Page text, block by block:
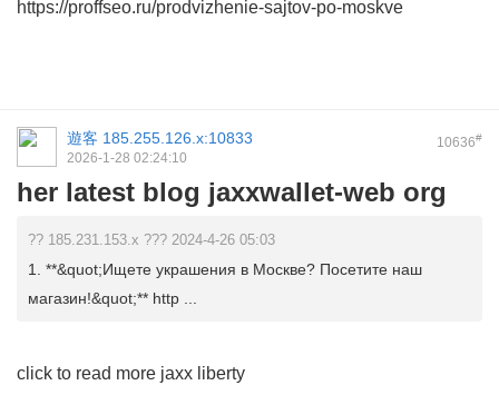
https://proffseo.ru/prodvizhenie-sajtov-po-moskve
10636#
遊客 185.255.126.x:10833
2026-1-28 02:24:10
her latest blog jaxxwallet-web org
?? 185.231.153.x ??? 2024-4-26 05:03
1. **&quot;Ищете украшения в Москве? Посетите наш
магазин!&quot;** http ...
click to read more jaxx liberty